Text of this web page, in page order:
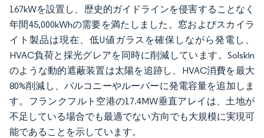
167kWを設置し、歴史的ガイドラインを侵害することなく
年間45,000kWhの需要を満たしました。窓およびスカイラ
イト製品は現在、低U値ガラスを確保しながら発電し、
HVAC負荷と採光グレアを同時に削減しています。Solskin
のような動的遮蔽装置は太陽を追跡し、HVAC消費を最大
80%削減し、バルコニーやルーバーに発電容量を追加しま
す。フランクフルト空港の17.4MW垂直アレイは、土地が
不足している場合でも最適でない方向でも大規模に実現可
能であることを示しています。